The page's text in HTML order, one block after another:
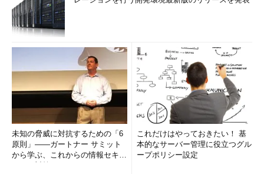
未知の脅威に対抗するための「6
原則」――ガートナー サミット
から学ぶ、これからの情報セキュ
これだけはやっておきたい！ 基
本的なサーバー管理に役立つグル
ープポリシー設定